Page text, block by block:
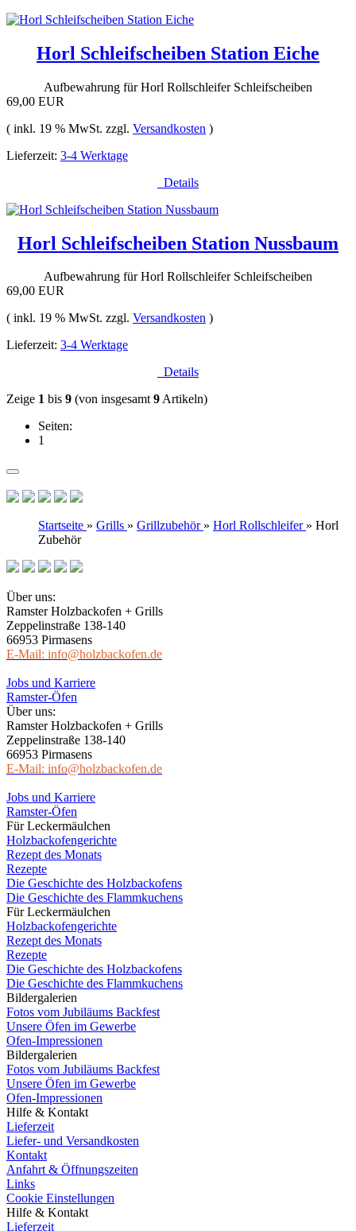
Horl Schleifscheiben Station Eiche
Aufbewahrung für Horl Rollschleifer Schleifscheiben
69,00 EUR
( inkl. 19 % MwSt. zzgl. Versandkosten )
Lieferzeit: 3-4 Werktage
Details
Horl Schleifscheiben Station Nussbaum
Aufbewahrung für Horl Rollschleifer Schleifscheiben
69,00 EUR
( inkl. 19 % MwSt. zzgl. Versandkosten )
Lieferzeit: 3-4 Werktage
Details
Zeige 1 bis 9 (von insgesamt9Artikeln)
Seiten:
1
Startseite » Grills » Grillzubehör » Horl Rollschleifer » Horl
Zubehör
Über uns:
Ramster Holzbackofen + Grills
Zeppelinstraße 138-140
66953 Pirmasens
E-Mail: info@holzbackofen.de
Jobs und Karriere
Ramster-Öfen
Über uns:
Ramster Holzbackofen + Grills
Zeppelinstraße 138-140
66953 Pirmasens
E-Mail: info@holzbackofen.de
Jobs und Karriere
Ramster-Öfen
Für Leckermäulchen
Holzbackofengerichte
Rezept des Monats
Rezepte
Die Geschichte des Holzbackofens
Die Geschichte des Flammkuchens
Für Leckermäulchen
Holzbackofengerichte
Rezept des Monats
Rezepte
Die Geschichte des Holzbackofens
Die Geschichte des Flammkuchens
Bildergalerien
Fotos vom Jubiläums Backfest
Unsere Öfen im Gewerbe
Ofen-Impressionen
Bildergalerien
Fotos vom Jubiläums Backfest
Unsere Öfen im Gewerbe
Ofen-Impressionen
Hilfe & Kontakt
Lieferzeit
Liefer- und Versandkosten
Kontakt
Anfahrt & Öffnungszeiten
Links
Cookie Einstellungen
Hilfe & Kontakt
Lieferzeit